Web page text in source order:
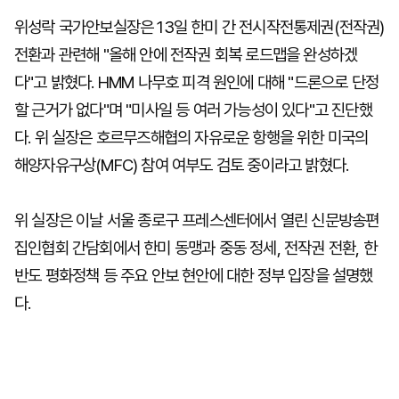
위성락 국가안보실장은 13일 한미 간 전시작전통제권(전작권)
전환과 관련해 "올해 안에 전작권 회복 로드맵을 완성하겠
다"고 밝혔다. HMM 나무호 피격 원인에 대해 "드론으로 단정
할 근거가 없다"며 "미사일 등 여러 가능성이 있다"고 진단했
다. 위 실장은 호르무즈해협의 자유로운 항행을 위한 미국의
해양자유구상(MFC) 참여 여부도 검토 중이라고 밝혔다.
위 실장은 이날 서울 종로구 프레스센터에서 열린 신문방송편
집인협회 간담회에서 한미 동맹과 중동 정세, 전작권 전환, 한
반도 평화정책 등 주요 안보 현안에 대한 정부 입장을 설명했
다.